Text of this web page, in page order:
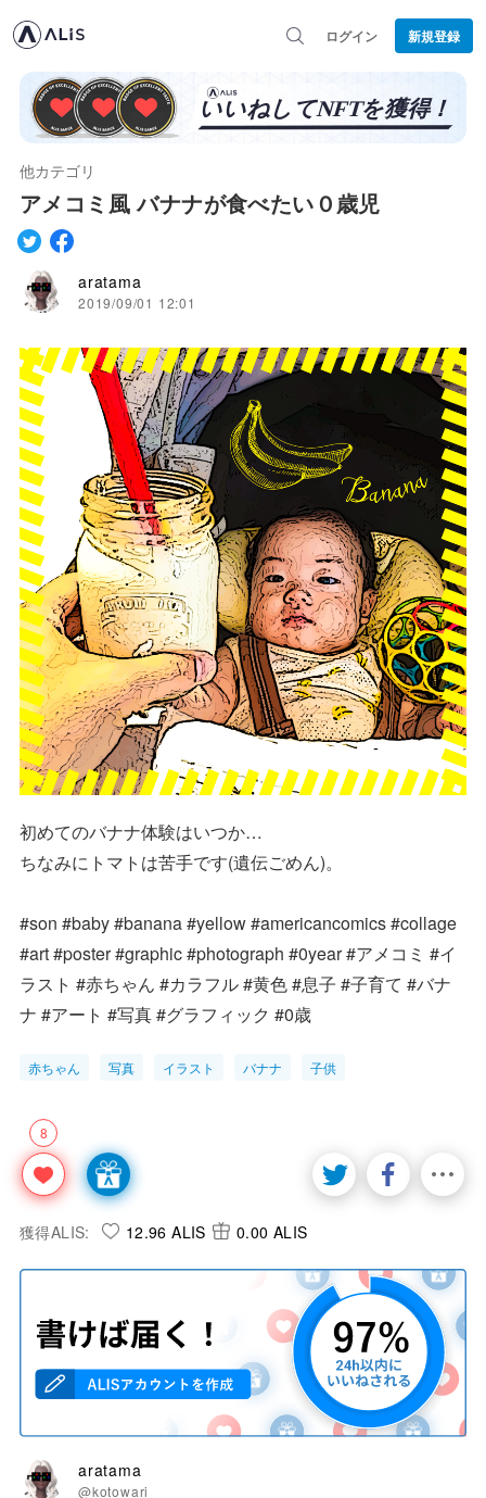
ログイン 新規登録
他カテゴリ
アメコミ風 バナナが食べたい０歳児
aratama
2019/09/01 12:01
初めてのバナナ体験はいつか…
ちなみにトマトは苦手です(遺伝ごめん)。
#son #baby #banana #yellow #americancomics #collage
#art #poster #graphic #photograph #0year #アメコミ #イ
ラスト #赤ちゃん #カラフル #黄色 #息子 #子育て #バナ
ナ #アート #写真 #グラフィック #0歳
赤ちゃん 写真 イラスト バナナ 子供
8
獲得ALIS: 12.96 ALIS 0.00 ALIS
aratama
@kotowari